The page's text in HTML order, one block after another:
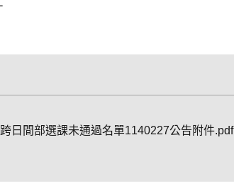
日間部選課未通過名單1140227公告附件.pdf